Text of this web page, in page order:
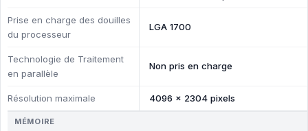
Prise en charge des douilles
du processeur
LGA 1700
Technologie de Traitement
en parallèle
Non pris en charge
Résolution maximale 4096 x 2304 pixels
MÉMOIRE